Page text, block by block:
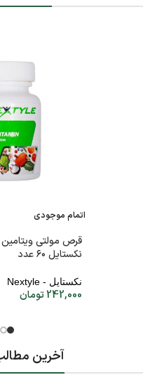
اتمام موجودی
قرص مولتی
نکستایل ۶۰ عدد
نکستایل - Nextyle
242,000تومان
آخرین